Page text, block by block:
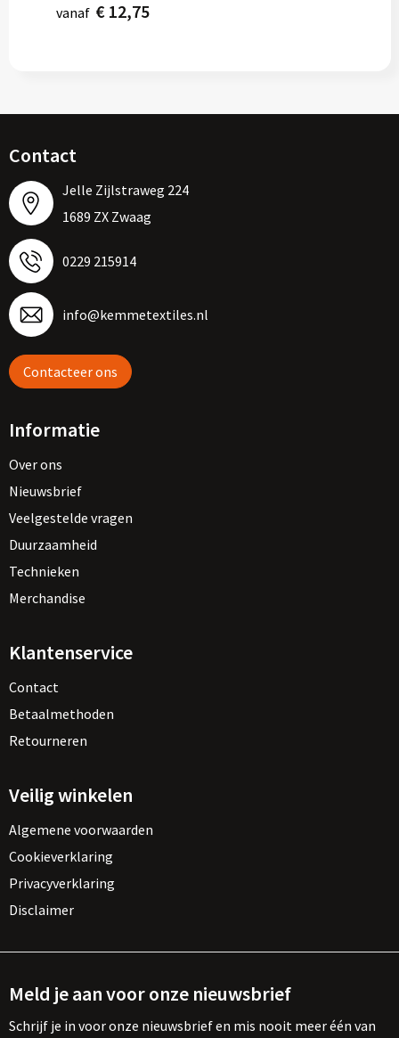
vanaf € 12,75
Contact
Jelle Zijlstraweg 224
1689 ZX Zwaag
0229 215914
info@kemmetextiles.nl
Contacteer ons
Informatie
Over ons
Nieuwsbrief
Veelgestelde vragen
Duurzaamheid
Technieken
Merchandise
Klantenservice
Contact
Betaalmethoden
Retourneren
Veilig winkelen
Algemene voorwaarden
Cookieverklaring
Privacyverklaring
Disclaimer
Meld je aan voor onze nieuwsbrief
Schrijf je in voor onze nieuwsbrief en mis nooit meer één van